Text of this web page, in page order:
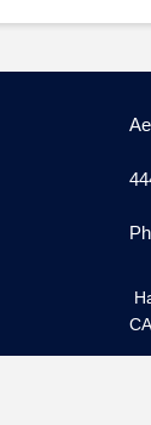
CA